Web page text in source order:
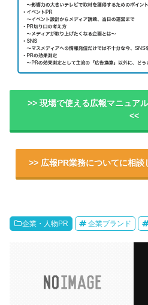
>> 現場で使える広報マニュア
<<
>> 広報PR業務についてに相
企業・人物PR 企業ブランド